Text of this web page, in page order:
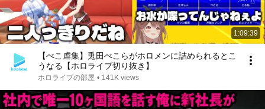
1:09:39
【ぺこ虐集】兎田ぺこらがホロメンに詰められるとこ
うなる【ホロライブ切り抜き】
ホロライブの部屋 • 141K views